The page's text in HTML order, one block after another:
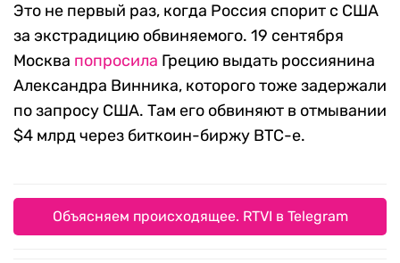
Это не первый раз, когда Россия спорит с США
за экстрадицию обвиняемого. 19 сентября
Москва попросила Грецию выдать россиянина
Александра Винника, которого тоже задержали
по запросу США. Там его обвиняют в отмывании
$4 млрд через биткоин-биржу BTC-e.
Объясняем происходящее. RTVI в Telegram